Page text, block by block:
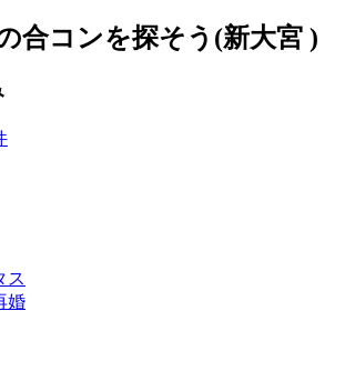
合コンを探そう(新大宮 )
ス
婚